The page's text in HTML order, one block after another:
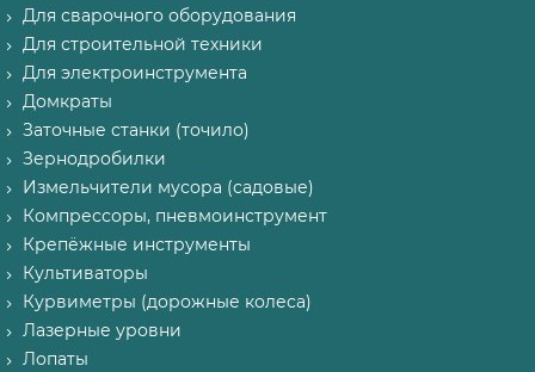
Для сварочного оборудования
Для строительной техники
Для электроинструмента
Домкраты
Заточные станки (точило)
Зернодробилки
Измельчители мусора (садовые)
Компрессоры, пневмоинструмент
Крепёжные инструменты
Культиваторы
Курвиметры (дорожные колеса)
Лазерные уровни
Лопаты